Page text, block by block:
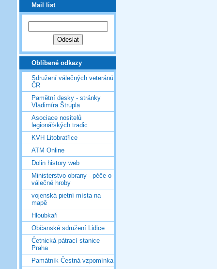
Mail list
Oblíbené odkazy
Sdružení válečných veteránů
ČR
Pamětní desky - stránky
Vladimíra Štrupla
Asociace nositelů
legionářských tradic
KVH Litobratřice
ATM Online
Dolin history web
Ministerstvo obrany - péče o
válečné hroby
vojenská pietní místa na
mapě
Hloubkaři
Občanské sdružení Lidice
Četnická pátrací stanice
Praha
Památník Čestná vzpomínka